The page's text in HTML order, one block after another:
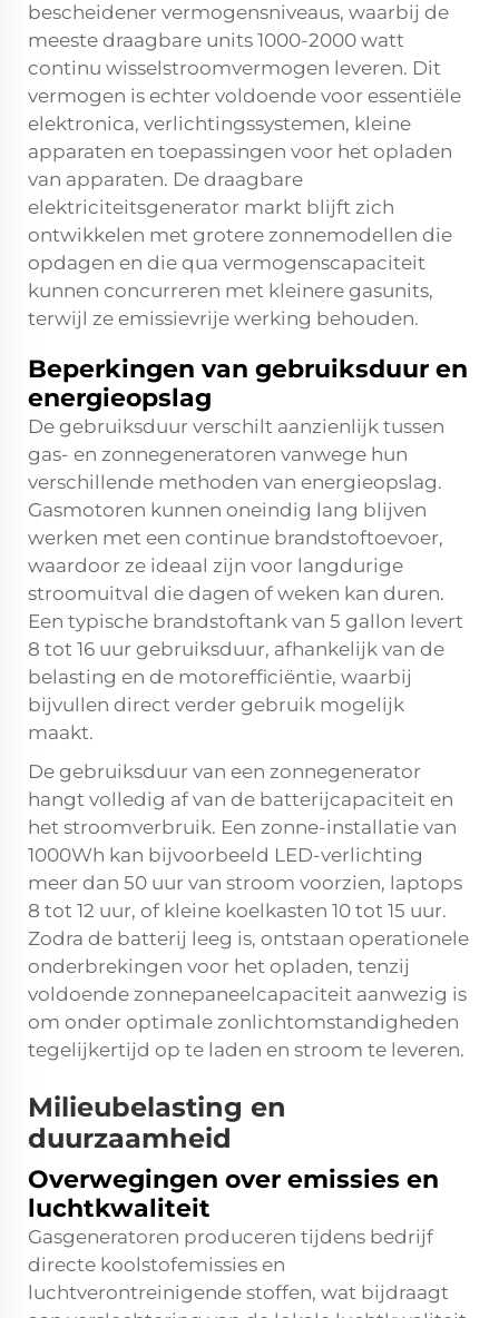
bescheidener vermogensniveaus, waarbij de
meeste draagbare units 1000-2000 watt
continu wisselstroomvermogen leveren. Dit
vermogen is echter voldoende voor essentiële
elektronica, verlichtingssystemen, kleine
apparaten en toepassingen voor het opladen
van apparaten. De draagbare
elektriciteitsgenerator markt blijft zich
ontwikkelen met grotere zonnemodellen die
opdagen en die qua vermogenscapaciteit
kunnen concurreren met kleinere gasunits,
terwijl ze emissievrije werking behouden.
Beperkingen van gebruiksduur en
energieopslag
De gebruiksduur verschilt aanzienlijk tussen
gas- en zonnegeneratoren vanwege hun
verschillende methoden van energieopslag.
Gasmotoren kunnen oneindig lang blijven
werken met een continue brandstoftoevoer,
waardoor ze ideaal zijn voor langdurige
stroomuitval die dagen of weken kan duren.
Een typische brandstoftank van 5 gallon levert
8 tot 16 uur gebruiksduur, afhankelijk van de
belasting en de motorefficiëntie, waarbij
bijvullen direct verder gebruik mogelijk
maakt.
De gebruiksduur van een zonnegenerator
hangt volledig af van de batterijcapaciteit en
het stroomverbruik. Een zonne-installatie van
1000Wh kan bijvoorbeeld LED-verlichting
meer dan 50 uur van stroom voorzien, laptops
8 tot 12 uur, of kleine koelkasten 10 tot 15 uur.
Zodra de batterij leeg is, ontstaan operationele
onderbrekingen voor het opladen, tenzij
voldoende zonnepaneelcapaciteit aanwezig is
om onder optimale zonlichtomstandigheden
tegelijkertijd op te laden en stroom te leveren.
Milieubelasting en
duurzaamheid
Overwegingen over emissies en
luchtkwaliteit
Gasgeneratoren produceren tijdens bedrijf
directe koolstofemissies en
luchtverontreinigende stoffen, wat bijdraagt